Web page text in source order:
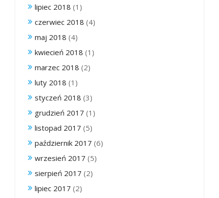
lipiec 2018 (1)
czerwiec 2018 (4)
maj 2018 (4)
kwiecień 2018 (1)
marzec 2018 (2)
luty 2018 (1)
styczeń 2018 (3)
grudzień 2017 (1)
listopad 2017 (5)
październik 2017 (6)
wrzesień 2017 (5)
sierpień 2017 (2)
lipiec 2017 (2)